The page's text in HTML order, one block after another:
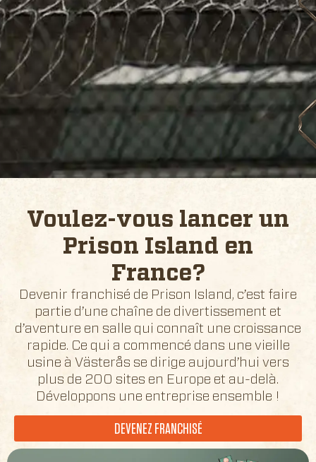
Voulez-vous lancer un
Prison Island en
France?
Devenir franchisé de Prison Island, c’est faire
partie d’une chaîne de divertissement et
d’aventure en salle qui connaît une croissance
rapide. Ce qui a commencé dans une vieille
usine à Västerås se dirige aujourd’hui vers
plus de 200 sites en Europe et au-delà.
Développons une entreprise ensemble !
DEVENEZ FRANCHISÉ